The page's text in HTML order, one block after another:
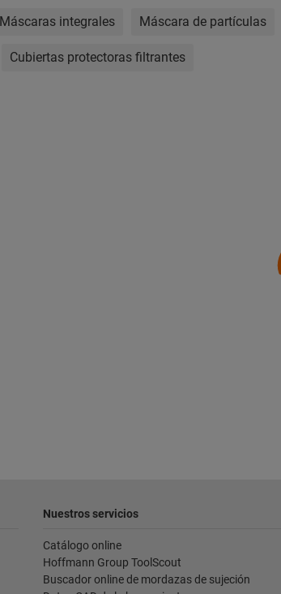
Máscaras integrales Máscara de partículas
Cubiertas protectoras filtrantes
Nuestros servicios
Catálogo online
Hoffmann Group ToolScout
Buscador online de mordazas de sujeción